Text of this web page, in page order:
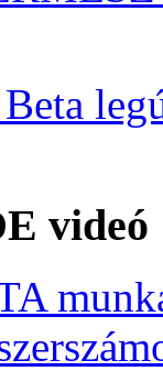
videó